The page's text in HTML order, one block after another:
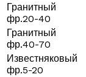
Гранитный
фр.20-40
Гранитный
фр.40-70
Известняковый
фр.5-20